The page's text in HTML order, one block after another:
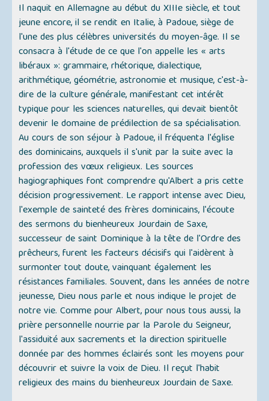
Il naquit en Allemagne au début du XIIIe siècle, et tout
jeune encore, il se rendit en Italie, à Padoue, siège de
l'une des plus célèbres universités du moyen-âge. Il se
consacra à l'étude de ce que l'on appelle les « arts
libéraux »: grammaire, rhétorique, dialectique,
arithmétique, géométrie, astronomie et musique, c'est-à-
dire de la culture générale, manifestant cet intérêt
typique pour les sciences naturelles, qui devait bientôt
devenir le domaine de prédilection de sa spécialisation.
Au cours de son séjour à Padoue, il fréquenta l'église
des dominicains, auxquels il s'unit par la suite avec la
profession des vœux religieux. Les sources
hagiographiques font comprendre qu'Albert a pris cette
décision progressivement. Le rapport intense avec Dieu,
l'exemple de sainteté des frères dominicains, l'écoute
des sermons du bienheureux Jourdain de Saxe,
successeur de saint Dominique à la tête de l'Ordre des
prêcheurs, furent les facteurs décisifs qui l'aidèrent à
surmonter tout doute, vainquant également les
résistances familiales. Souvent, dans les années de notre
jeunesse, Dieu nous parle et nous indique le projet de
notre vie. Comme pour Albert, pour nous tous aussi, la
prière personnelle nourrie par la Parole du Seigneur,
l'assiduité aux sacrements et la direction spirituelle
donnée par des hommes éclairés sont les moyens pour
découvrir et suivre la voix de Dieu. Il reçut l'habit
religieux des mains du bienheureux Jourdain de Saxe.